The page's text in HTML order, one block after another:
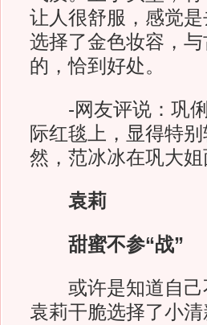
让人很舒服，感觉
选择了金色妆容，
的，恰到好处。
-网友评说：巩俐
际红毯上，显得特
然，范冰冰在巩大
袁莉
甜蜜不参“战”
或许是知道自己
袁莉干脆选择了小